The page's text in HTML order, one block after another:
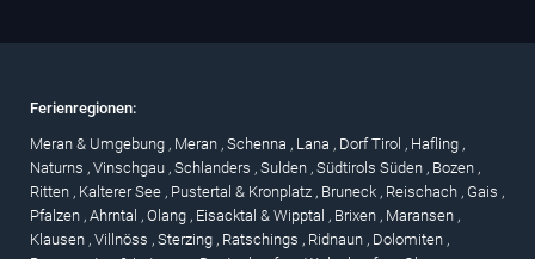
Ferienregionen:
Meran & Umgebung , Meran , Schenna , Lana , Dorf Tirol , Hafling ,
Naturns , Vinschgau , Schlanders , Sulden , Südtirols Süden , Bozen ,
Ritten , Kalterer See , Pustertal & Kronplatz , Bruneck , Reischach , Gais ,
Pfalzen , Ahrntal , Olang , Eisacktal & Wipptal , Brixen , Maransen ,
Klausen , Villnöss , Sterzing , Ratschings , Ridnaun , Dolomiten ,